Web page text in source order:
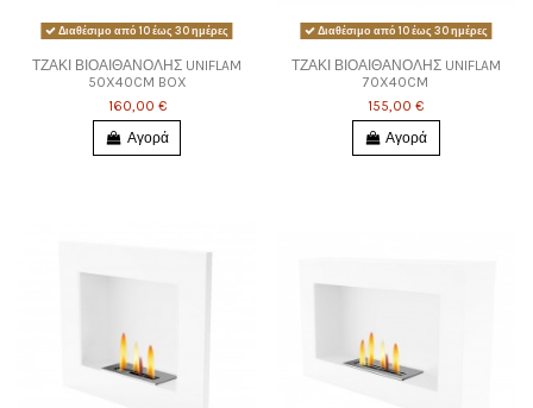
Διαθέσιμο από 10 έως 30 ημέρες
ΤΖΑΚΙ ΒΙΟΑΙΘΑΝΟΛΗΣ UNIFLAM
50X40CM BOX
160,00 €
Αγορά
Διαθέσιμο από 10 έως 30 ημέρες
ΤΖΑΚΙ ΒΙΟΑΙΘΑΝΟΛΗΣ UNIFLAM
70X40CM
155,00 €
Αγορά